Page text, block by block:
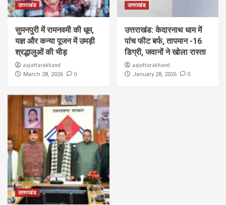
उत्तराखंड
सुमनपुरी में रामनवमी की धूम,
यज्ञ और कन्या पूजन में उमड़ी
श्रद्धालुओं की भीड़
aajuttarakhand
March 28, 2026 0
उत्तराखंड
उत्तराखंड: केदारनाथ धाम में
पांच फीट बर्फ, तापमान -16
डिग्री, जवानों ने खोला रास्ता
aajuttarakhand
January 28, 2026 0
उत्तराखंड